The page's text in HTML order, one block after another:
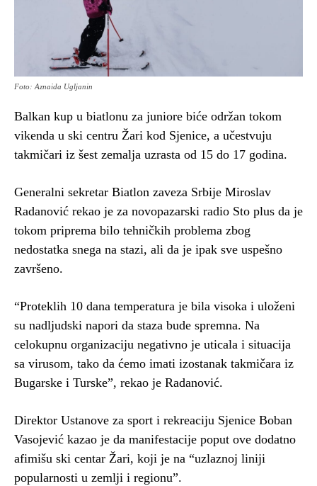
Foto: Aznaida Ugljanin
Balkan kup u biatlonu za juniore biće održan tokom
vikenda u ski centru Žari kod Sjenice, a učestvuju
takmičari iz šest zemalja uzrasta od 15 do 17 godina.
Generalni sekretar Biatlon zaveza Srbije Miroslav
Radanović rekao je za novopazarski radio Sto plus da je
tokom priprema bilo tehničkih problema zbog
nedostatka snega na stazi, ali da je ipak sve uspešno
završeno.
“Proteklih 10 dana temperatura je bila visoka i uloženi
su nadljudski napori da staza bude spremna. Na
celokupnu organizaciju negativno je uticala i situacija
sa virusom, tako da ćemo imati izostanak takmičara iz
Bugarske i Turske”, rekao je Radanović.
Direktor Ustanove za sport i rekreaciju Sjenice Boban
Vasojević kazao je da manifestacije poput ove dodatno
afimišu ski centar Žari, koji je na “uzlaznoj liniji
popularnosti u zemlji i regionu”.